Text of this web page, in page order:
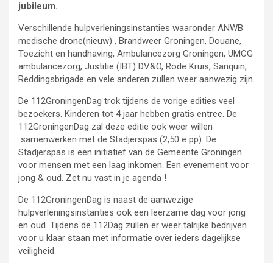
jubileum.
Verschillende hulpverleningsinstanties waaronder ANWB
medische drone(nieuw) , Brandweer Groningen, Douane,
Toezicht en handhaving, Ambulancezorg Groningen, UMCG
ambulancezorg, Justitie (IBT) DV&O, Rode Kruis, Sanquin,
Reddingsbrigade en vele anderen zullen weer aanwezig zijn.
De 112GroningenDag trok tijdens de vorige edities veel
bezoekers. Kinderen tot 4 jaar hebben gratis entree. De
112GroningenDag zal deze editie ook weer willen
samenwerken met de Stadjerspas (2,50 e pp). De
Stadjerspas is een initiatief van de Gemeente Groningen
voor mensen met een laag inkomen. Een evenement voor
jong & oud. Zet nu vast in je agenda !
De 112GroningenDag is naast de aanwezige
hulpverleningsinstanties ook een leerzame dag voor jong
en oud. Tijdens de 112Dag zullen er weer talrijke bedrijven
voor u klaar staan met informatie over ieders dagelijkse
veiligheid.